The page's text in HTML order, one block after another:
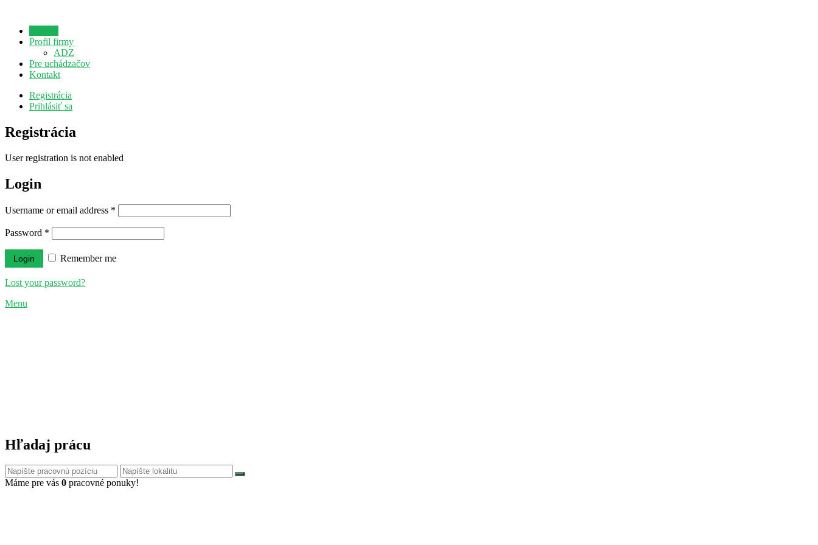
Profil firmy
ADZ
Pre uchádzačov
Kontakt
Registrácia
Prihlásiť sa
Registrácia
User registration is not enabled
Login
Username or email address *
Password *
Remember me
Lost your password?
Menu
Hľadaj prácu
Máme pre vás 0 pracovné ponuky!